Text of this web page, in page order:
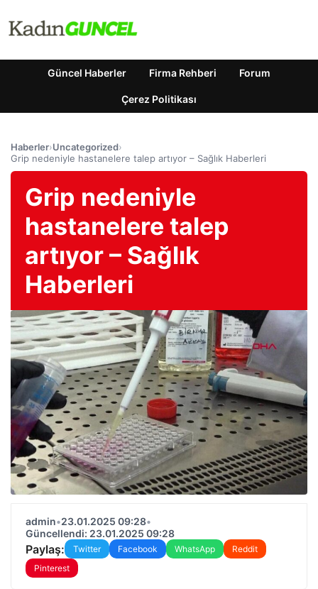
Güncel Haberler Firma Rehberi Forum
Çerez Politikası
Haberler›Uncategorized›
Grip nedeniyle hastanelere talep artıyor – Sağlık Haberleri
Grip nedeniyle
hastanelere talep
artıyor – Sağlık
Haberleri
admin•23.01.2025 09:28•
Güncellendi: 23.01.2025 09:28
Paylaş: Twitter Facebook WhatsApp
Reddit
Pinterest